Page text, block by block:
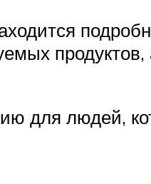
для людей,